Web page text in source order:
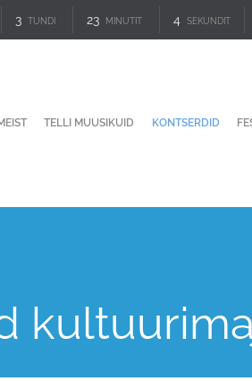
3 TUNDI 23 MINUTIT 3 SEKUNDIT
TELLI MUUSIKUID KONTSERDID